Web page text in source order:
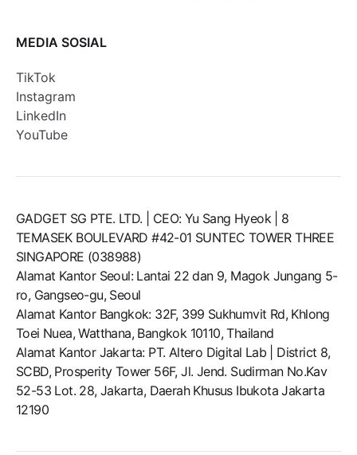
MEDIA SOSIAL
TikTok
Instagram
LinkedIn
YouTube
GADGET SG PTE. LTD. | CEO: Yu Sang Hyeok | 8
TEMASEK BOULEVARD #42-01 SUNTEC TOWER THREE
SINGAPORE (038988)
Alamat Kantor Seoul: Lantai 22 dan 9, Magok Jungang 5-
ro, Gangseo-gu, Seoul
Alamat Kantor Bangkok: 32F, 399 Sukhumvit Rd, Khlong
Toei Nuea, Watthana, Bangkok 10110, Thailand
Alamat Kantor Jakarta: PT. Altero Digital Lab | District 8,
SCBD, Prosperity Tower 56F, Jl. Jend. Sudirman No.Kav
52-53 Lot. 28, Jakarta, Daerah Khusus Ibukota Jakarta
12190